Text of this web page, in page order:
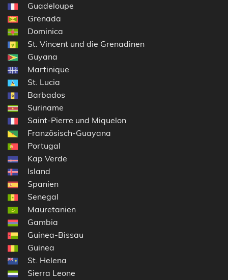
Guadeloupe
Grenada
Dominica
St. Vincent und die Grenadinen
Guyana
Martinique
St. Lucia
Barbados
Suriname
Saint-Pierre und Miquelon
Französisch-Guayana
Portugal
Kap Verde
Island
Spanien
Senegal
Mauretanien
Gambia
Guinea-Bissau
Guinea
St. Helena
Sierra Leone